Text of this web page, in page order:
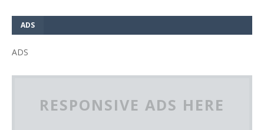
ADS
ADS
RESPONSIVE ADS HERE